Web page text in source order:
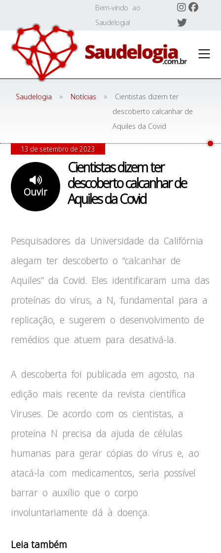
content
Bem-vindo ao
Saudelogia!
Saudelogia » Notícias »
Cientistas dizem ter
descoberto calcanhar de
Aquiles da Covid
Cientistas dizem ter
descoberto calcanhar de
Aquiles da Covid
Ouvir
13 de setembro de 2023
Pesquisadores da Universidade da Califórnia
alegam ter descoberto o “calcanhar de
Aquiles” da Covid. Eles identificaram uma das
proteínas do vírus, a N, fundamental para a
replicação, e sugerem o desenvolvimento de
remédios que atuem para desativá-la.
A descoberta foi publicada em agosto, na
edição mais recente da revista científica
Viruses. De acordo com os cientistas, a
proteína N precisa da ajuda de células
humanas para gerar cópias do vírus e, ao
atacá-la com medicamentos, seria possível
barrar o auxílio que o corpo
involuntariamente dá à doença.
Leia também